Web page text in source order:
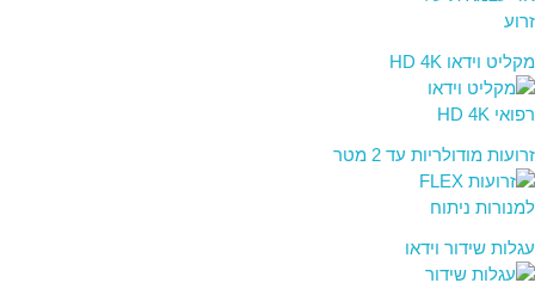
מקליט וידאו HD 4K
זרועות מודולריות עד 2 מטר
עגלות שידור וידאו